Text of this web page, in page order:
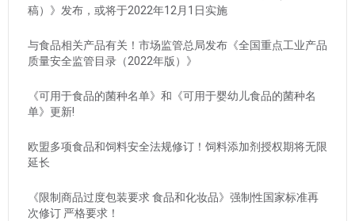
稿）》发布，或将于2022年12月1日实施
与食品相关产品有关！市场监管总局发布《全国重点工业产品
质量安全监管目录（2022年版）》
《可用于食品的菌种名单》和《可用于婴幼儿食品的菌种名
单》更新!
欧盟多项食品和饲料安全法规修订！饲料添加剂授权期将无限
延长
《限制商品过度包装要求 食品和化妆品》强制性国家标准再
次修订 严格要求！